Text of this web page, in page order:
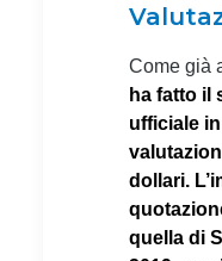
Come già
ha fatto il
ufficiale
dollari.
quella di